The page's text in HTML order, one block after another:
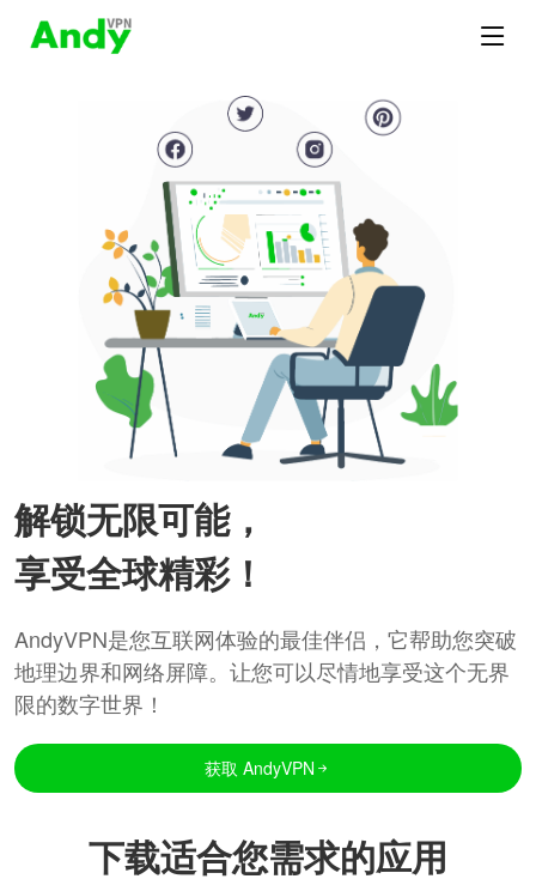
解锁无限可能，
享受全球精彩！
AndyVPN是您互联网体验的最佳伴侣，它帮助您突破
地理边界和网络屏障。让您可以尽情地享受这个无界
限的数字世界！
获取 AndyVPN
下载适合您需求的应用